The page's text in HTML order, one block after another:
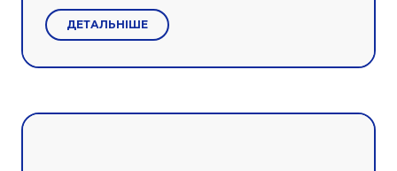
ДЕТАЛЬНІШЕ